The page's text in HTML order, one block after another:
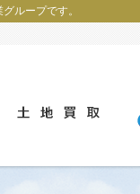
ループです。